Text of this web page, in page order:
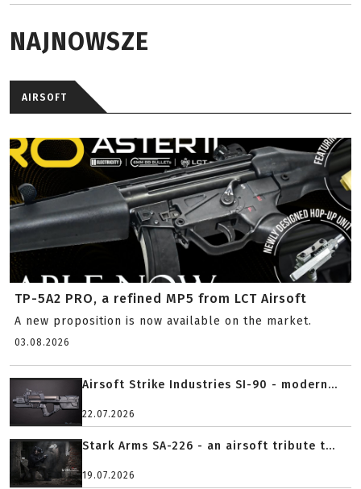
NAJNOWSZE
AIRSOFT
TP-5A2 PRO, a refined MP5 from LCT Airsoft
A new proposition is now available on the market.
03.08.2026
Airsoft Strike Industries SI-90 - modern...
22.07.2026
Stark Arms SA-226 - an airsoft tribute t...
19.07.2026